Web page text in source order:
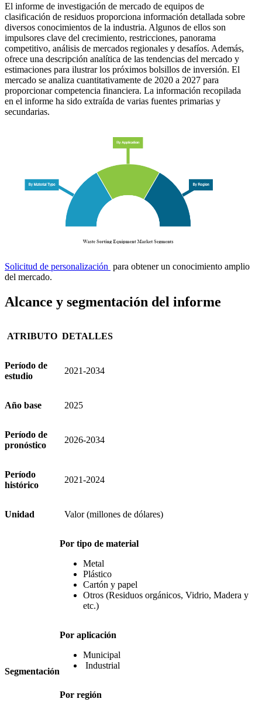
El informe de investigación de mercado de equipos de
clasificación de residuos proporciona información detallada sobre
diversos conocimientos de la industria. Algunos de ellos son
impulsores clave del crecimiento, restricciones, panorama
competitivo, análisis de mercados regionales y desafíos. Además,
ofrece una descripción analítica de las tendencias del mercado y
estimaciones para ilustrar los próximos bolsillos de inversión. El
mercado se analiza cuantitativamente de 2020 a 2027 para
proporcionar competencia financiera. La información recopilada
en el informe ha sido extraída de varias fuentes primarias y
secundarias.
Solicitud de personalización para obtener un conocimiento amplio
del mercado.
Alcance y segmentación del informe
ATRIBUTO DETALLES
Período de
estudio
2021-2034
Año base 2025
Período de
pronóstico
2026-2034
Período
histórico
2021-2024
Unidad Valor (millones de dólares)
Segmentación
Por tipo de material
Metal
Plástico
Cartón y papel
Otros (Residuos orgánicos, Vidrio, Madera y
etc.)
Por aplicación
Municipal
Industrial
Por región